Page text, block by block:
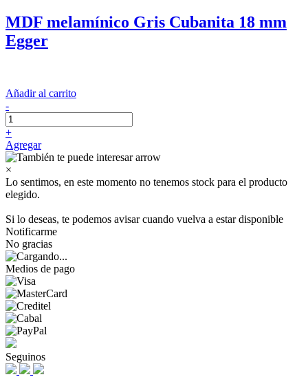
MDF melamínico Gris Cubanita 18 mm
Egger
Añadir al carrito
-
+
Agregar
×
Lo sentimos, en este momento no tenemos stock para el producto
elegido.
Si lo deseas, te podemos avisar cuando vuelva a estar disponible
Notificarme
No gracias
Medios de pago
Seguinos